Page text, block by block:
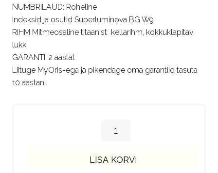
NUMBRILAUD: Roheline
Indeksid ja osutid Superluminova BG W9
RIHM Mitmeosaline titaanist kellarihm, kokkuklapitav
lukk
GARANTII 2 aastat
Liituge MyOris-ega ja pikendage oma garantiid tasuta
10 aastani.
LISA KORVI